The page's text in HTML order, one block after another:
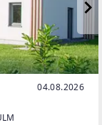
04.08.2026